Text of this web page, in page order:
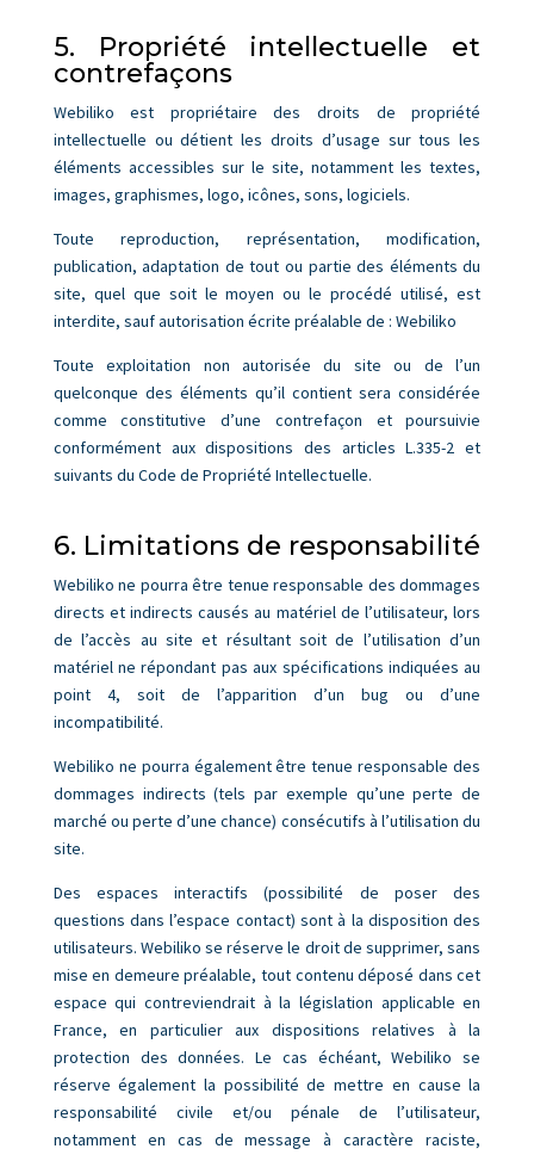
5. Propriété intellectuelle et
contrefaçons
Webiliko est propriétaire des droits de propriété
intellectuelle ou détient les droits d’usage sur tous les
éléments accessibles sur le site, notamment les textes,
images, graphismes, logo, icônes, sons, logiciels.
Toute reproduction, représentation, modification,
publication, adaptation de tout ou partie des éléments du
site, quel que soit le moyen ou le procédé utilisé, est
interdite, sauf autorisation écrite préalable de : Webiliko
Toute exploitation non autorisée du site ou de l’un
quelconque des éléments qu’il contient sera considérée
comme constitutive d’une contrefaçon et poursuivie
conformément aux dispositions des articles L.335-2 et
suivants du Code de Propriété Intellectuelle.
6. Limitations de responsabilité
Webiliko ne pourra être tenue responsable des dommages
directs et indirects causés au matériel de l’utilisateur, lors
de l’accès au site et résultant soit de l’utilisation d’un
matériel ne répondant pas aux spécifications indiquées au
point 4, soit de l’apparition d’un bug ou d’une
incompatibilité.
Webiliko ne pourra également être tenue responsable des
dommages indirects (tels par exemple qu’une perte de
marché ou perte d’une chance) consécutifs à l’utilisation du
site.
Des espaces interactifs (possibilité de poser des
questions dans l’espace contact) sont à la disposition des
utilisateurs. Webiliko se réserve le droit de supprimer, sans
mise en demeure préalable, tout contenu déposé dans cet
espace qui contreviendrait à la législation applicable en
France, en particulier aux dispositions relatives à la
protection des données. Le cas échéant, Webiliko se
réserve également la possibilité de mettre en cause la
responsabilité civile et/ou pénale de l’utilisateur,
notamment en cas de message à caractère raciste,